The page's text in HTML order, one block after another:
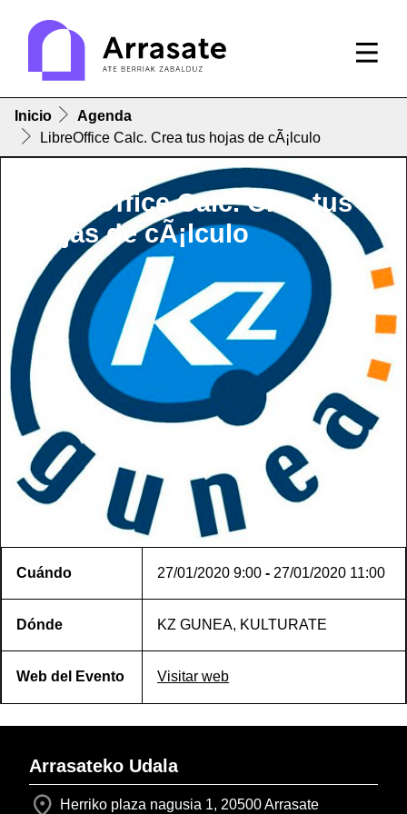
Inicio
Agenda
LibreOffice Calc. Crea tus hojas de cÃ¡lculo
LibreOffice Calc. Crea tus
hojas de cÃ¡lculo
Cuándo 27/01/2020 9:00 - 27/01/2020 11:00
Dónde KZ GUNEA, KULTURATE
Web del Evento Visitar web
Arrasateko Udala
Herriko plaza nagusia 1, 20500 Arrasate